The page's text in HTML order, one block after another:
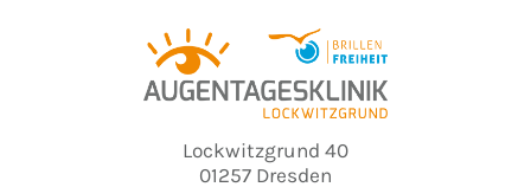
Lockwitzgrund 40
01257 Dresden